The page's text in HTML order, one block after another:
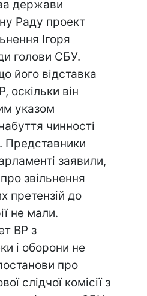
держави
Раду проект
Ігоря
голови СБУ.
його відставка
оскільки він
указом
чинності
Представники
заявили,
звільнення
претензій до
не мали.
ВР з
і оборони не
про
слідчої комісії з